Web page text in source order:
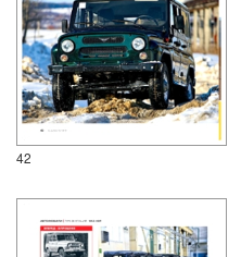
42